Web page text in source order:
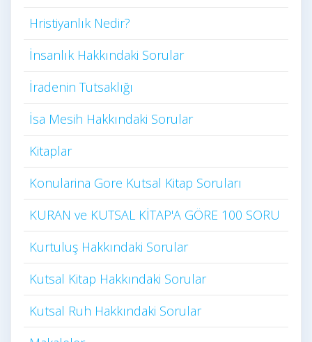
Hristiyanlık Nedir?
İnsanlık Hakkındaki Sorular
İradenin Tutsaklığı​
İsa Mesih Hakkındaki Sorular
Kitaplar
Konularina Gore Kutsal Kitap Soruları
KURAN ve KUTSAL KİTAP'A GÖRE 100 SORU
Kurtuluş Hakkındaki Sorular
Kutsal Kitap Hakkındaki Sorular
Kutsal Ruh Hakkındaki Sorular